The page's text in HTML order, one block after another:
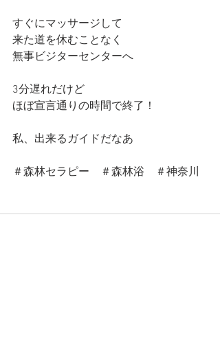
すぐにマッサージして
来た道を休むことなく
無事ビジターセンターへ
3分遅れだけど
ほぼ宣言通りの時間で終了！
私、出来るガイドだなあ
＃森林セラピー　＃森林浴　＃神奈川